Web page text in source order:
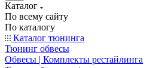
Каталог
По всему сайту
По каталогу
Каталог тюнинга
Тюнинг обвесы
Обвесы | Комплекты рестайлинга